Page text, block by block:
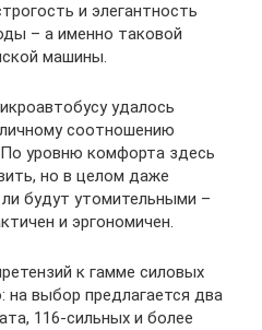
и элегантность
– а именно таковой
машины.
удалось
соотношению
уровню комфорта здесь
но в целом даже
будут утомительными –
и эргономичен.
к гамме силовых
на выбор предлагается два
116-сильных и более